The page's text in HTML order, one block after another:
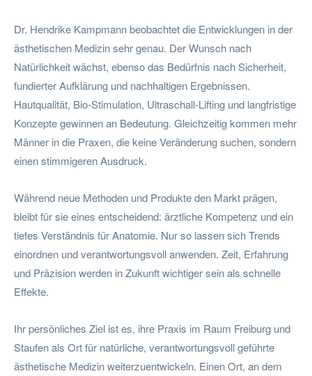
Dr. Hendrike Kampmann beobachtet die Entwicklungen in der
ästhetischen Medizin sehr genau. Der Wunsch nach
Natürlichkeit wächst, ebenso das Bedürfnis nach Sicherheit,
fundierter Aufklärung und nachhaltigen Ergebnissen.
Hautqualität, Bio-Stimulation, Ultraschall-Lifting und langfristige
Konzepte gewinnen an Bedeutung. Gleichzeitig kommen mehr
Männer in die Praxen, die keine Veränderung suchen, sondern
einen stimmigeren Ausdruck.
Während neue Methoden und Produkte den Markt prägen,
bleibt für sie eines entscheidend: ärztliche Kompetenz und ein
tiefes Verständnis für Anatomie. Nur so lassen sich Trends
einordnen und verantwortungsvoll anwenden. Zeit, Erfahrung
und Präzision werden in Zukunft wichtiger sein als schnelle
Effekte.
Ihr persönliches Ziel ist es, ihre Praxis im Raum Freiburg und
Staufen als Ort für natürliche, verantwortungsvoll geführte
ästhetische Medizin weiterzuentwickeln. Einen Ort, an dem